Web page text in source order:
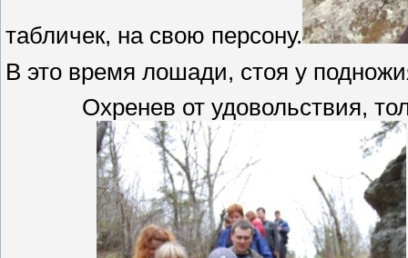
табличек, на свою персону.
В это время лошади, стоя у
Охренев от удовольствия,